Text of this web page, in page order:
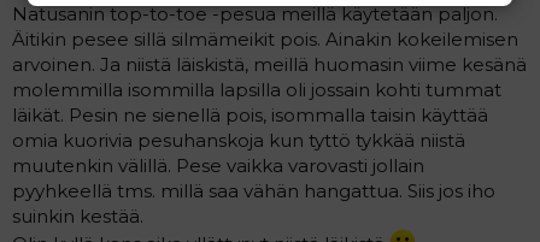
Natusanin top-to-toe -pesua meillä käytetään paljon.
Äitikin pesee sillä silmämeikit pois. Ainakin kokeilemisen
arvoinen. Ja niistä läiskistä, meillä huomasin viime kesänä
molemmilla isommilla lapsilla oli jossain kohti tummat
läikät. Pesin ne sienellä pois, isommalla taisin käyttää
omia kuorivia pesuhanskoja kun tyttö tykkää niistä
muutenkin välillä. Pese vaikka varovasti jollain
pyyhkeellä tms. millä saa vähän hangattua. Siis jos iho
suinkin kestää.